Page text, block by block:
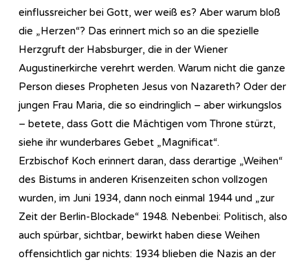
einflussreicher bei Gott, wer weiß es? Aber warum bloß
die „Herzen“? Das erinnert mich so an die spezielle
Herzgruft der Habsburger, die in der Wiener
Augustinerkirche verehrt werden. Warum nicht die ganze
Person dieses Propheten Jesus von Nazareth? Oder der
jungen Frau Maria, die so eindringlich – aber wirkungslos
– betete, dass Gott die Mächtigen vom Throne stürzt,
siehe ihr wunderbares Gebet „Magnificat“.
Erzbischof Koch erinnert daran, dass derartige „Weihen“
des Bistums in anderen Krisenzeiten schon vollzogen
wurden, im Juni 1934, dann noch einmal 1944 und „zur
Zeit der Berlin-Blockade“ 1948. Nebenbei: Politisch, also
auch spürbar, sichtbar, bewirkt haben diese Weihen
offensichtlich gar nichts: 1934 blieben die Nazis an der